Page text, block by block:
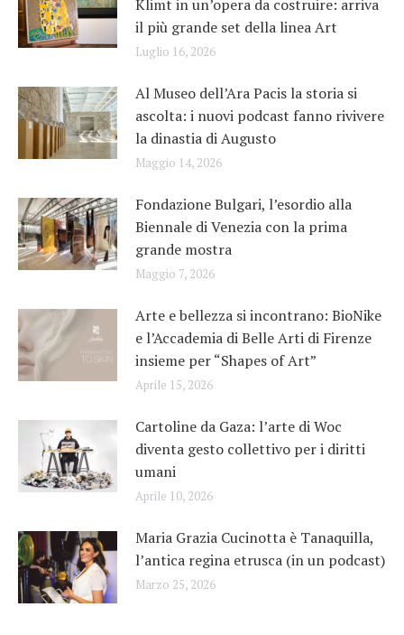
Klimt in un’opera da costruire: arriva
il più grande set della linea Art
Luglio 16, 2026
Al Museo dell’Ara Pacis la storia si
ascolta: i nuovi podcast fanno rivivere
la dinastia di Augusto
Maggio 14, 2026
Fondazione Bulgari, l’esordio alla
Biennale di Venezia con la prima
grande mostra
Maggio 7, 2026
Arte e bellezza si incontrano: BioNike
e l’Accademia di Belle Arti di Firenze
insieme per “Shapes of Art”
Aprile 15, 2026
Cartoline da Gaza: l’arte di Woc
diventa gesto collettivo per i diritti
umani
Aprile 10, 2026
Maria Grazia Cucinotta è Tanaquilla,
l’antica regina etrusca (in un podcast)
Marzo 25, 2026